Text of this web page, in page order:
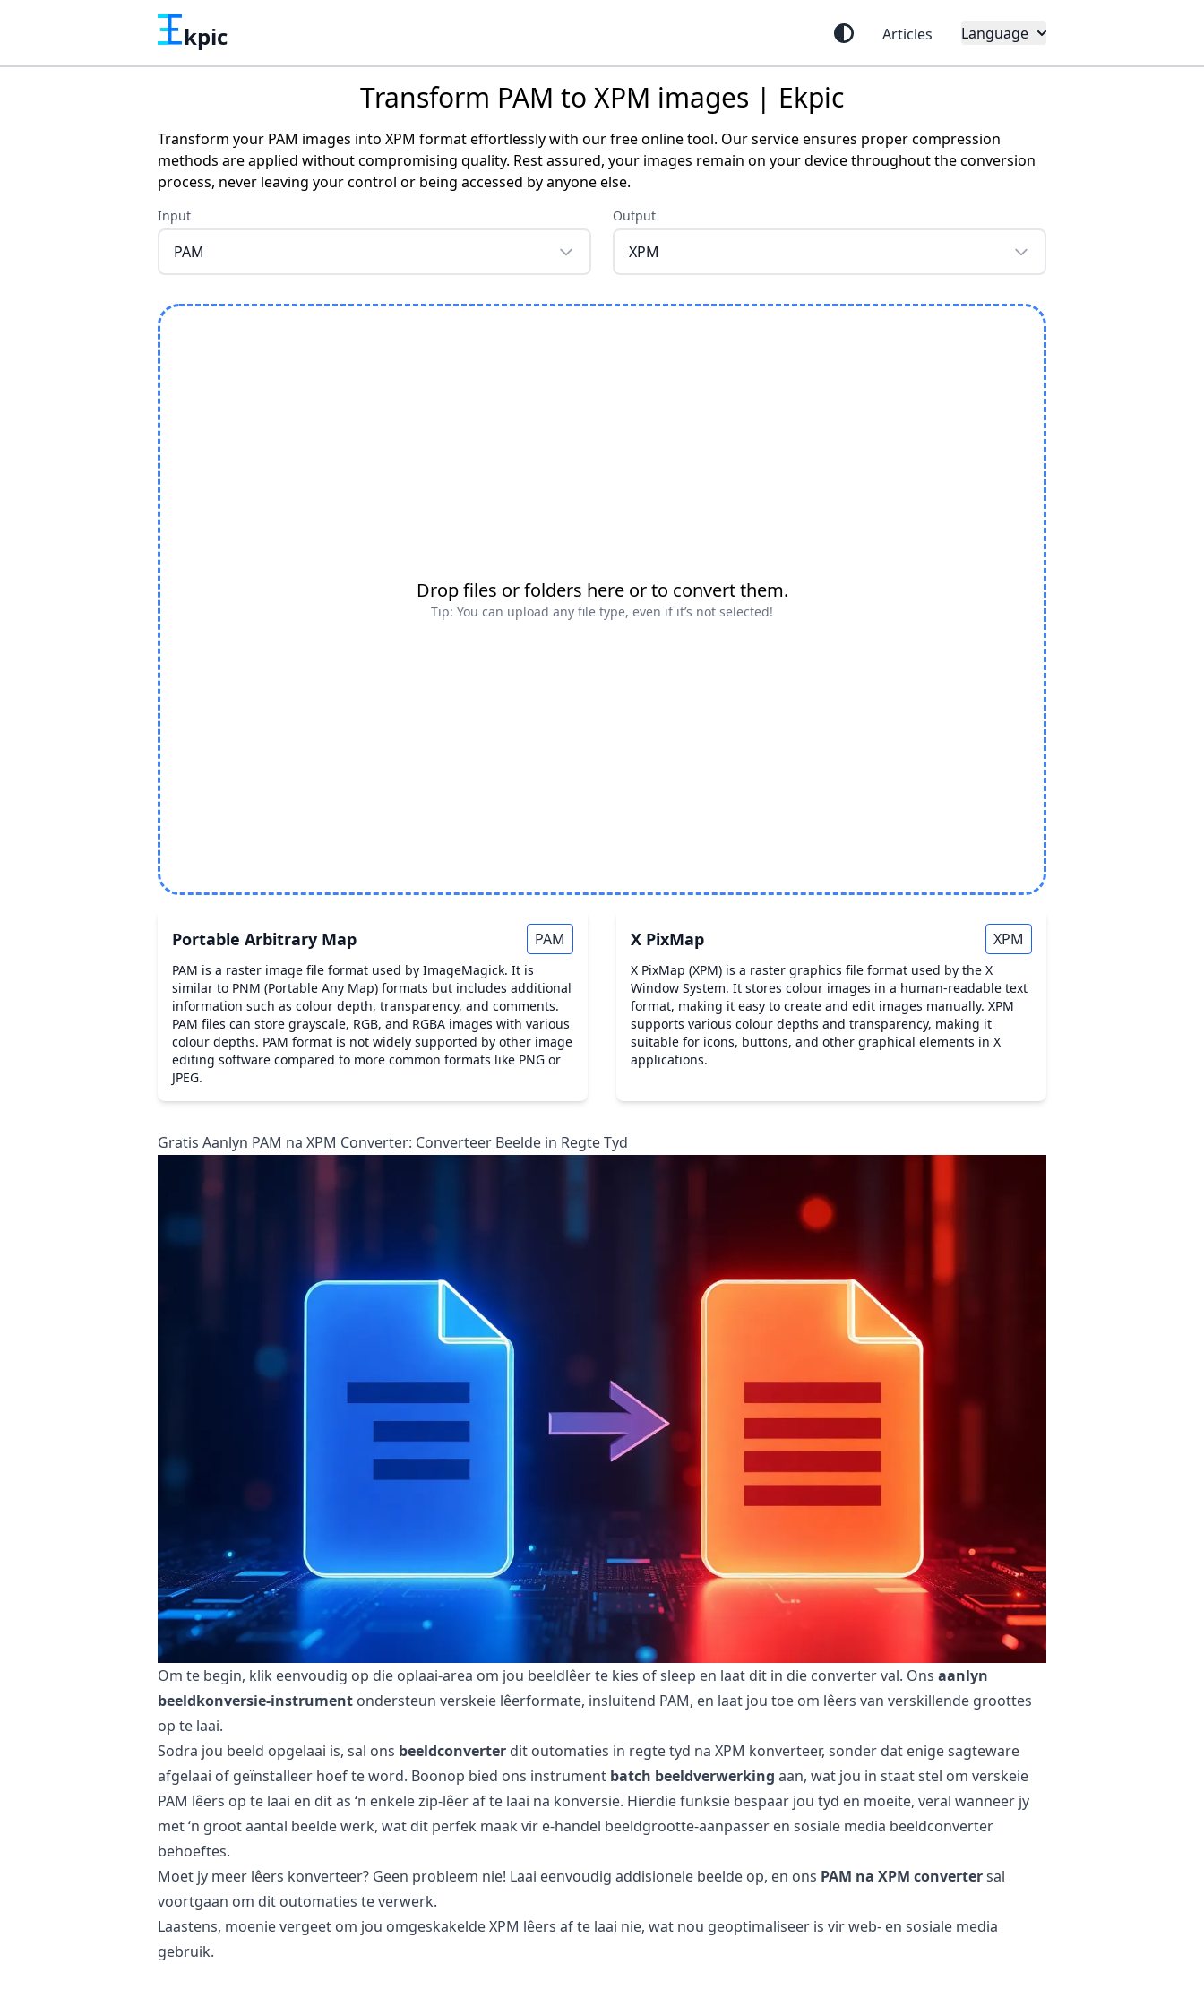
kpic Articles Language
Transform PAM to XPM images | Ekpic
Transform your PAM images into XPM format effortlessly with our free online tool. Our service ensures proper compression
methods are applied without compromising quality. Rest assured, your images remain on your device throughout the conversion
process, never leaving your control or being accessed by anyone else.
Input
PAM
Output
XPM
Drop files or folders here or to convert them.
Tip: You can upload any file type, even if it’s not selected!
Portable Arbitrary Map PAM
PAM is a raster image file format used by ImageMagick. It is
similar to PNM (Portable Any Map) formats but includes additional
information such as colour depth, transparency, and comments.
PAM files can store grayscale, RGB, and RGBA images with various
colour depths. PAM format is not widely supported by other image
editing software compared to more common formats like PNG or
JPEG.
X PixMap XPM
X PixMap (XPM) is a raster graphics file format used by the X
Window System. It stores colour images in a human-readable text
format, making it easy to create and edit images manually. XPM
supports various colour depths and transparency, making it
suitable for icons, buttons, and other graphical elements in X
applications.
Gratis Aanlyn PAM na XPM Converter: Converteer Beelde in Regte Tyd
Om te begin, klik eenvoudig op die oplaai-area om jou beeldlêer te kies of sleep en laat dit in die converter val. Ons aanlyn
beeldkonversie-instrument ondersteun verskeie lêerformate, insluitend PAM, en laat jou toe om lêers van verskillende groottes
op te laai.
Sodra jou beeld opgelaai is, sal ons beeldconverter dit outomaties in regte tyd na XPM konverteer, sonder dat enige sagteware
afgelaai of geïnstalleer hoef te word. Boonop bied ons instrument batch beeldverwerking aan, wat jou in staat stel om verskeie
PAM lêers op te laai en dit as ‘n enkele zip-lêer af te laai na konversie. Hierdie funksie bespaar jou tyd en moeite, veral wanneer jy
met ‘n groot aantal beelde werk, wat dit perfek maak vir e-handel beeldgrootte-aanpasser en sosiale media beeldconverter
behoeftes.
Moet jy meer lêers konverteer? Geen probleem nie! Laai eenvoudig addisionele beelde op, en ons PAM na XPM convertersal
voortgaan om dit outomaties te verwerk.
Laastens, moenie vergeet om jou omgeskakelde XPM lêers af te laai nie, wat nou geoptimaliseer is vir web- en sosiale media
gebruik.